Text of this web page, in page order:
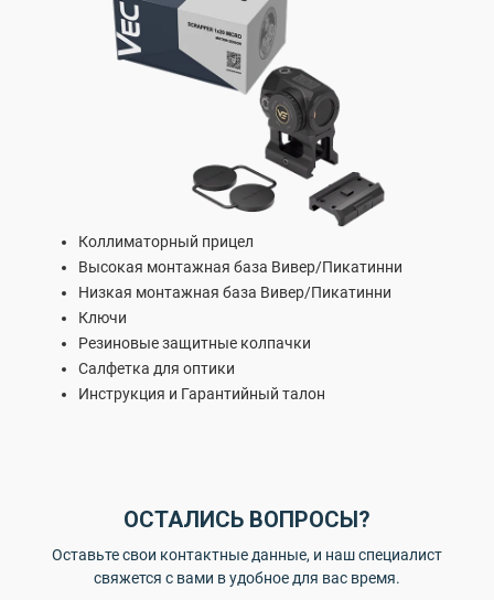
Коллиматорный прицел
Высокая монтажная база Вивер/Пикатинни
Низкая монтажная база Вивер/Пикатинни
Ключи
Резиновые защитные колпачки
Салфетка для оптики
Инструкция и Гарантийный талон
ОСТАЛИСЬ ВОПРОСЫ?
Оставьте свои контактные данные, и наш специалист
свяжется с вами в удобное для вас время.